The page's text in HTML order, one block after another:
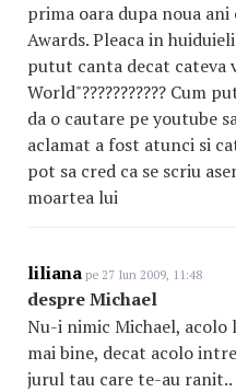
prima oara dupa noua ani
Awards. Pleaca in
putut canta decat cateva
World"??????????? Cum
da o cautare pe youtube
aclamat a fost atunci si
pot sa cred ca se scriu
moartea lui
liliana pe 27 Iun 2009, 11:48
despre Michael
Nu-i nimic Michael, acolo
mai bine, decat acolo
jurul tau care te-au